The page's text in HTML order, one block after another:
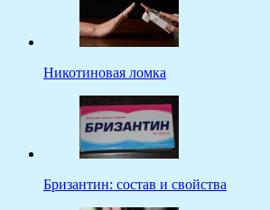
Никотиновая ломка
Бризантин: состав и свойства